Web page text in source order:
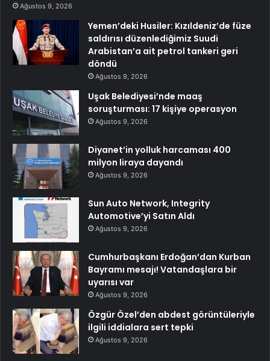
Ağustos 9, 2026
Yemen’deki Husiler: Kızıldeniz’de füze
saldırısı düzenlediğimiz Suudi
Arabistan’a ait petrol tankeri geri
döndü
Ağustos 9, 2026
Uşak Belediyesi’nde maaş
soruşturması: 17 kişiye operasyon
Ağustos 9, 2026
Diyanet’in yolluk harcaması 400
milyon liraya dayandı
Ağustos 9, 2026
Sun Auto Network, Integrity
Automotive’yi Satın Aldı
Ağustos 9, 2026
Cumhurbaşkanı Erdoğan’dan Kurban
Bayramı mesajı! Vatandaşlara bir
uyarısı var
Ağustos 9, 2026
Özgür Özel’den abdest görüntüleriyle
ilgili iddialara sert tepki
Ağustos 9, 2026